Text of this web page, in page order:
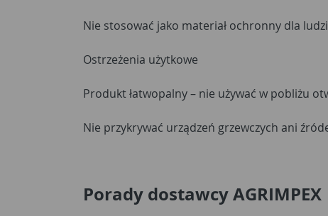
Nie stosować jako materiał ochronny dla
Ostrzeżenia użytkowe
Produkt łatwopalny – nie używać w pobliżu
Nie przykrywać urządzeń grzewczych ani
Porady dostawcy AGRIMPEX